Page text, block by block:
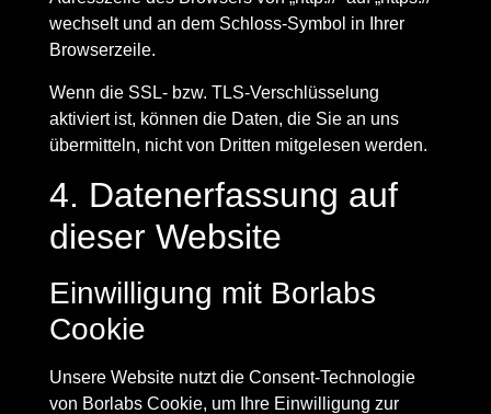
wechselt und an dem Schloss-Symbol in Ihrer
Browserzeile.
Wenn die SSL- bzw. TLS-Verschlüsselung
aktiviert ist, können die Daten, die Sie an uns
übermitteln, nicht von Dritten mitgelesen werden.
4. Datenerfassung auf
dieser Website
Einwilligung mit Borlabs
Cookie
Unsere Website nutzt die Consent-Technologie
von Borlabs Cookie, um Ihre Einwilligung zur